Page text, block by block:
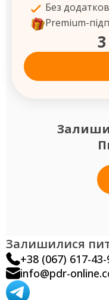
Без
Premium-
Залишилися
+38 (067) 617-43-
info@pdr-